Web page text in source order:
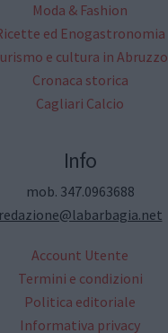
Moda & Fashion
ed Enogastronomia
e cultura in Abruzzo
Cronaca storica
Cagliari Calcio
Info
mob. 347.0963688
redazione@labarbagia.net
Account Utente
Termini e condizioni
Politica editoriale
Informativa privacy